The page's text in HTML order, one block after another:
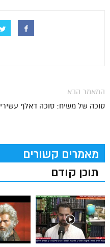
המאמר הבא
סוכה של משיח: סוכה דאלף עשירי
מאמרים קשורים
תוכן קודם